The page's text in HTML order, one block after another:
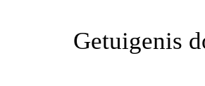
Getuigenis